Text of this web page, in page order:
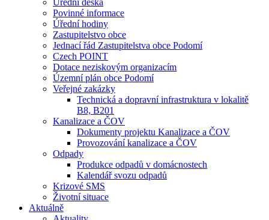
Úřední deska
Povinné informace
Úřední hodiny
Zastupitelstvo obce
Jednací řád Zastupitelstva obce Podomí
Czech POINT
Dotace neziskovým organizacím
Územní plán obce Podomí
Veřejné zakázky
Technická a dopravní infrastruktura v lokalitě
B8, B201
Kanalizace a ČOV
Dokumenty projektu Kanalizace a ČOV
Provozování kanalizace a ČOV
Odpady
Produkce odpadů v domácnostech
Kalendář svozu odpadů
Krizové SMS
Životní situace
Aktuálně